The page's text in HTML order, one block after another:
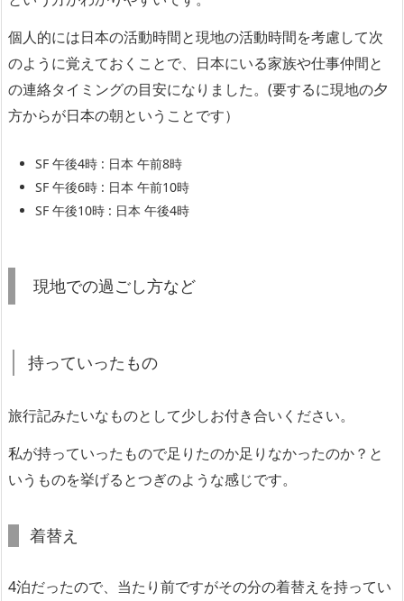
個人的には日本の活動時間と現地の活動時間を考慮して次
のように覚えておくことで、日本にいる家族や仕事仲間と
の連絡タイミングの目安になりました。(要するに現地の夕
方からが日本の朝ということです）
SF 午後4時 : 日本 午前8時
SF 午後6時 : 日本 午前10時
SF 午後10時 : 日本 午後4時
現地での過ごし方など
持っていったもの
旅行記みたいなものとして少しお付き合いください。
私が持っていったもので足りたのか足りなかったのか？と
いうものを挙げるとつぎのような感じです。
着替え
4泊だったので、当たり前ですがその分の着替えを持ってい